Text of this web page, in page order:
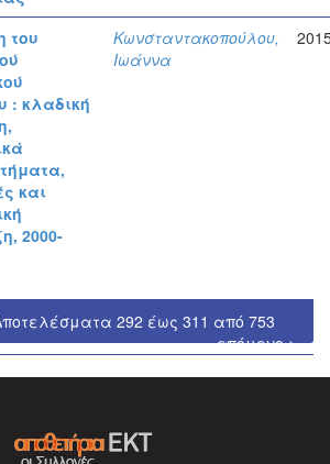
του
: κλαδική
και
2000-
Κωνσταντακοπούλου,
Ιωάννα
292 έως 311 από 753
επόμενο >